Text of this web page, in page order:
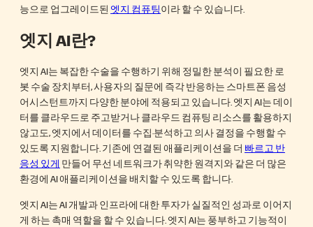
능으로 업그레이드된 엣지 컴퓨팅이라 할 수 있습니다.
엣지 AI란?
엣지 AI는 복잡한 수술을 수행하기 위해 정밀한 분석이 필요한 로
봇 수술 장치부터, 사용자의 질문에 즉각 반응하는 스마트폰 음성
어시스턴트까지 다양한 분야에 적용되고 있습니다. 엣지 AI는 데이
터를 클라우드로 주고받거나 클라우드 컴퓨팅 리소스를 활용하지
않고도, 엣지에서 데이터를 수집·분석하고 의사 결정을 수행할 수
있도록 지원합니다. 기존에 연결된 애플리케이션을 더 빠르고 반
응성 있게 만들어 무선 네트워크가 취약한 원격지와 같은 더 많은
환경에 AI 애플리케이션을 배치할 수 있도록 합니다.
엣지 AI는 AI 개발과 인프라에 대한 투자가 실질적인 성과로 이어지
게 하는 촉매 역할을 할 수 있습니다. 엣지 AI는 풍부하고 기능적이